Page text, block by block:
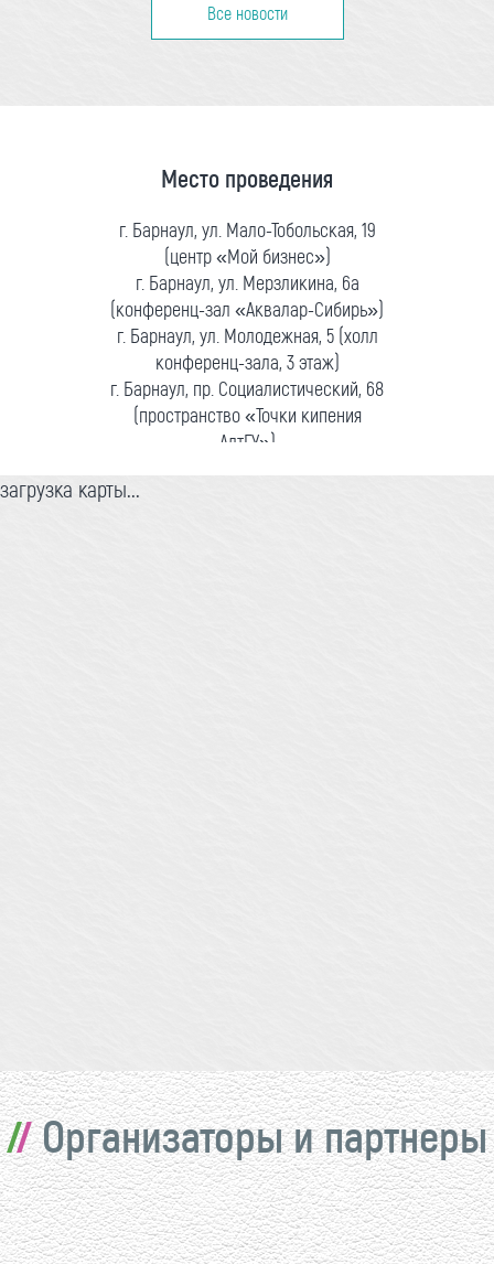
Все новости
Место проведения
г. Барнаул, ул. Мало-Тобольская, 19
(центр «Мой бизнес»)
г. Барнаул, ул. Мерзликина, 6а
(конференц-зал «Аквалар-Сибирь»)
г. Барнаул, ул. Молодежная, 5 (холл
конференц-зала, 3 этаж)
г. Барнаул, пр. Социалистический, 68
(пространство «Точки кипения
АлтГУ»)
загрузка карты...
Организаторы и партнеры